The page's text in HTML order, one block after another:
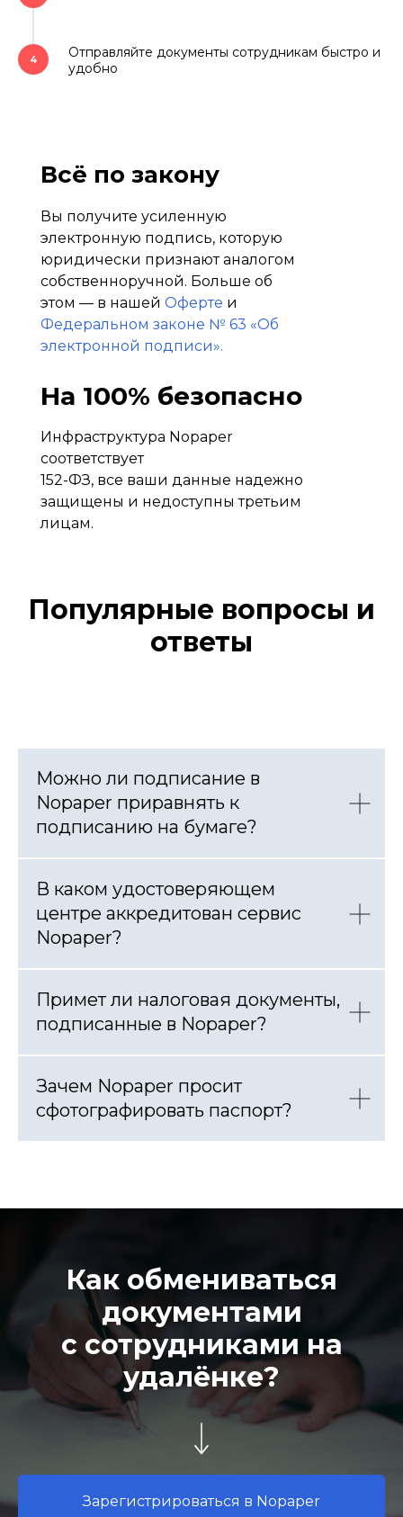
4
Отправляйте документы сотрудникам быстро и
удобно
Инфраструктура Nopaper
соответствует
152-ФЗ, все ваши данные надежно
защищены и недоступны третьим
лицам.
На 100% безопасно
Вы получите усиленную
электронную подпись, которую
юридически признают аналогом
собственноручной. Больше об
этом — в нашей Оферте и
Федеральном законе № 63 «Об
электронной подписи».
Всё по закону
Популярные вопросы и
ответы
Можно ли подписание в
Nopaper приравнять к
подписанию на бумаге?
В каком удостоверяющем
центре аккредитован сервис
Nopaper?
Примет ли налоговая документы,
подписанные в Nopaper?
Зачем Nopaper просит
сфотографировать паспорт?
Как обмениваться
документами
с сотрудниками на
удалёнке?
Зарегистрироваться в Nopaper